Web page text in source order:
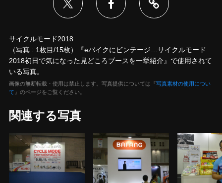
サイクルモード2018
（写真 : 1枚目/15枚）『eバイクにビンテージ…サイクルモード
2018初日で気になった見どころブースを一挙紹介』で使用されて
いる写真。
画像の無断転載・使用は禁止します。写真提供については『写真素材の使用につい
て 』のページをご覧ください。
関連する写真